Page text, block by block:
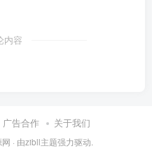
内容
广告合作 关于我们
· 由zibll主题强力驱动.